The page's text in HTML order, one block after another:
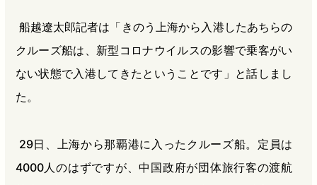
船越遼太郎記者は「きのう上海から入港したあちらの
クルーズ船は、新型コロナウイルスの影響で乗客がい
ない状態で入港してきたということです」と話しまし
た。
29日、上海から那覇港に入ったクルーズ船。定員は
4000人のはずですが、中国政府が団体旅行客の渡航